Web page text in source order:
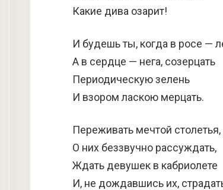
Какие дива озарит!
И будешь ты, когда в росе —
А в сердце — нега, созерцать
Периодическую зелень
И взором ласкою мерцать.
Переживать мечтой столетья,
О них беззвучно рассуждать,
Ждать девушек в кабриолете
И, не дождавшись их,